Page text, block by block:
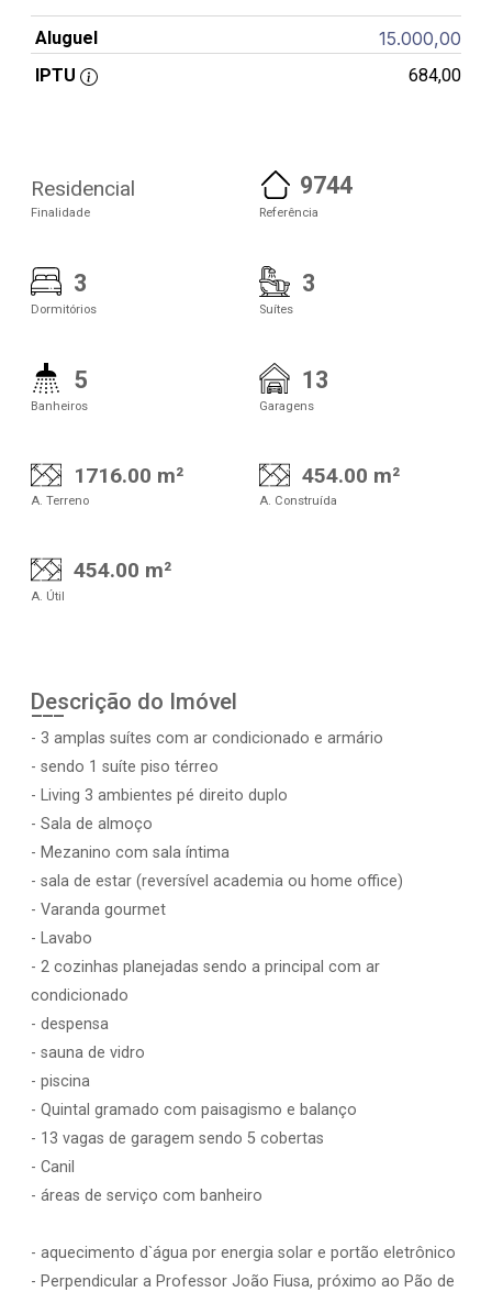
Aluguel 15.000,00
IPTU 684,00
Residencial
Finalidade
9744
Referência
3
Dormitórios
3
Suítes
5
Banheiros
13
Garagens
1716.00 m²
A. Terreno
454.00 m²
A. Construída
454.00 m²
A. Útil
Descrição do Imóvel
- 3 amplas suítes com ar condicionado e armário
- sendo 1 suíte piso térreo
- Living 3 ambientes pé direito duplo
- Sala de almoço
- Mezanino com sala íntima
- sala de estar (reversível academia ou home office)
- Varanda gourmet
- Lavabo
- 2 cozinhas planejadas sendo a principal com ar
condicionado
- despensa
- sauna de vidro
- piscina
- Quintal gramado com paisagismo e balanço
- 13 vagas de garagem sendo 5 cobertas
- Canil
- áreas de serviço com banheiro
- aquecimento d`água por energia solar e portão eletrônico
- Perpendicular a Professor João Fiusa, próximo ao Pão de